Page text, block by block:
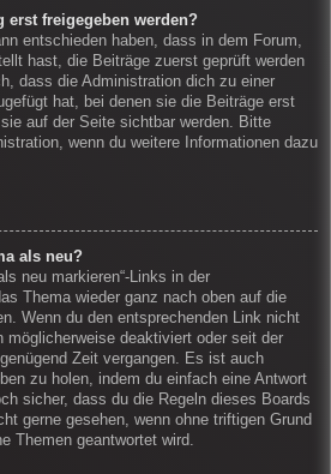
erst freigegeben werden?
entschieden haben, dass in dem Forum,
hast, die Beiträge zuerst geprüft werden
dass die Administration dich zu einer
hat, bei denen sie die Beiträge erst
auf der Seite sichtbar werden. Bitte
wenn du weitere Informationen dazu
als neu?
neu markieren“-Links in der
Thema wieder ganz nach oben auf die
Wenn du den entsprechenden Link nicht
deaktiviert oder seit der
Zeit vergangen. Es ist auch
zu holen, indem du einfach eine Antwort
sicher, dass du die Regeln dieses Boards
gerne gesehen, wenn ohne triftigen Grund
Themen geantwortet wird.